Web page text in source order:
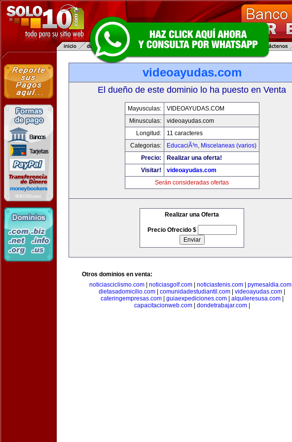
videoayudas.com
El dueño de este dominio lo ha puesto en Venta
Mayusculas:
VIDEOAYUDAS.COM
Minusculas:
videoayudas.com
Longitud:
11 caracteres
Categorias:
EducaciÃ³n, Miscelaneas (varios)
Precio:
Realizar una oferta!
Visitar!
videoayudas.com
Serán consideradas ofertas
Realizar una Oferta
Precio Ofrecido $
Otros dominios en venta:
noticiasciclismo.com
noticiasgolf.com noticiastenis.com pymesaldia.com
dietasadomicilio.com
comunidadestudiantil.com videoayudas.com
cateringempresas.com| guiaexpediciones.com| alquileresusa.com|
capacitacionweb.com| dondetrabajar.com|